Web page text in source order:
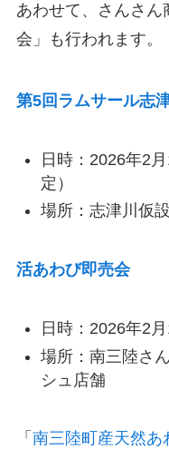
あわせて、さんさ
会」も行われます。
第5回ラムサール志
日時：2026年2
定）
場所：志津川仮
活あわび即売会
日時：2026年2
場所：南三陸さ
シュ店舗
「 南三陸町産天然あ